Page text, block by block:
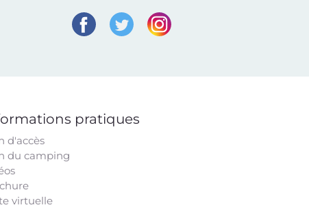
pratiques
d'accès
du camping
virtuelle